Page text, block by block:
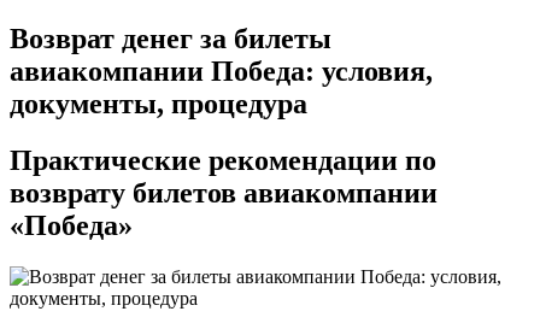
Возврат денег за билеты
авиакомпании Победа: условия,
документы, процедура
Практические рекомендации по
возврату билетов авиакомпании
«Победа»